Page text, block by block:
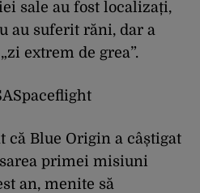
sale au fost localizați,
au suferit răni, dar a
extrem de grea”.
că Blue Origin a câștigat
primei misiuni
an, menite să